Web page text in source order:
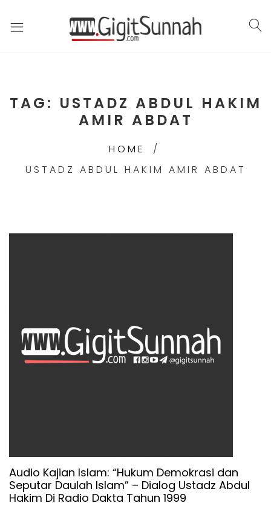
TAG: USTADZ ABDUL HAKIM
AMIR ABDAT
HOME
USTADZ ABDUL HAKIM AMIR ABDAT
Audio Kajian Islam: “Hukum Demokrasi dan
Seputar Daulah Islam” – Dialog Ustadz Abdul
Hakim Di Radio Dakta Tahun 1999